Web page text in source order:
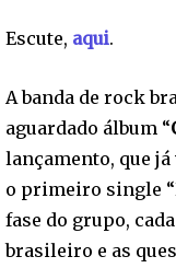
Escute, aqui.
A banda de rock
aguardado álbum “
lançamento, que
o primeiro single
fase do grupo,
brasileiro e as